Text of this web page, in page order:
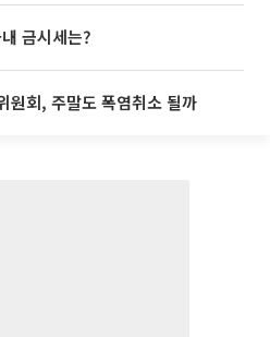
금시세는?
원회, 주말도 폭염취소 될까